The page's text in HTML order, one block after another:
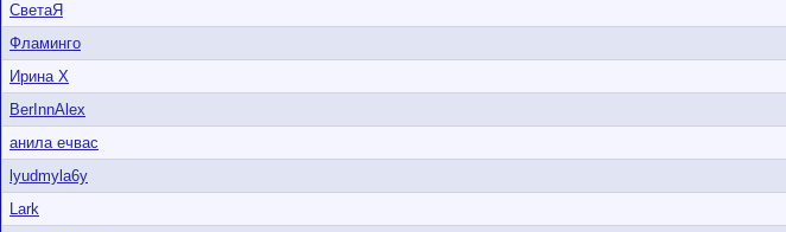
СветаЯ
Фламинго
Ирина X
BerInnAlex
анила ечвас
lyudmyla6y
Lark